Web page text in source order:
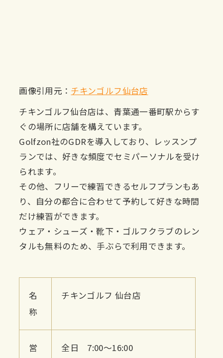
画像引用元： チキンゴルフ仙台店
チキンゴルフ仙台店は、青葉通一番町駅からす
ぐの場所に店舗を構えています。
Golfzon社のGDRを導入しており、レッスンプ
ランでは、好きな頻度でセミパーソナルを受け
られます。
その他、フリーで練習できるセルフプランもあ
り、自分の都合に合わせて予約して好きな時間
だけ練習ができます。
ウェア・シューズ・靴下・ゴルフクラブのレン
タルも無料のため、手ぶらで利用できます。
名
称
チキンゴルフ 仙台店
営
全日 7:00～16:00